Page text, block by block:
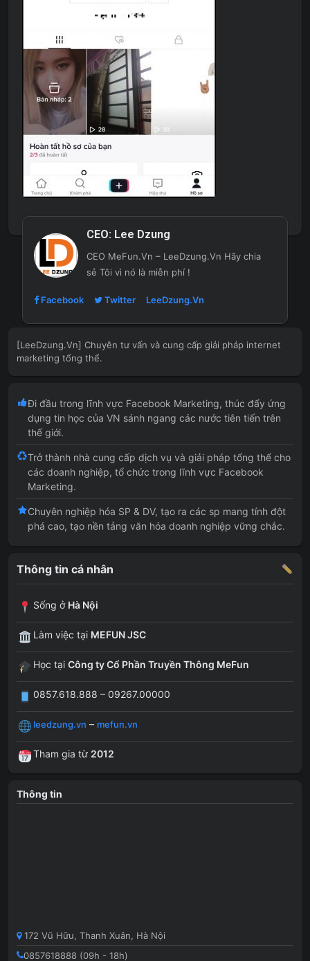
CEO: Lee Dzung
CEO MeFun.Vn – LeeDzung.Vn Hãy chia
sẻ Tôi vì nó là miễn phí !
Facebook Twitter LeeDzung.Vn
[LeeDzung.Vn] Chuyên tư vấn và cung cấp giải pháp internet
marketing tổng thể.
Đi đầu trong lĩnh vực Facebook Marketing, thúc đẩy ứng
dụng tin học của VN sánh ngang các nước tiên tiến trên
thế giới.
Trở thành nhà cung cấp dịch vụ và giải pháp tổng thể cho
các doanh nghiệp, tổ chức trong lĩnh vực Facebook
Marketing.
Chuyên nghiệp hóa SP & DV, tạo ra các sp mang tính đột
phá cao, tạo nền tảng văn hóa doanh nghiệp vững chắc.
Thông tin cá nhân
Sống ở Hà Nội
Làm việc tại MEFUN JSC
Học tại Công ty Cổ Phần Truyền Thông MeFun
0857.618.888 – 09267.00000
leedzung.vn – mefun.vn
Tham gia từ 2012
Thông tin
172 Vũ Hữu, Thanh Xuân, Hà Nội
0857618888 (09h - 18h)